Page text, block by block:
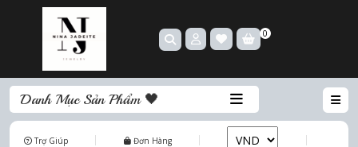
0
Danh Mục Sản Phẩm 🖤
Trợ Giúp Đơn Hàng